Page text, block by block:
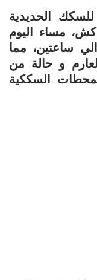
الحديدية
مساء اليوم
ساعتين، مما
و حالة من
السككية